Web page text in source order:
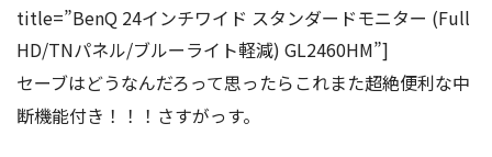
title=”BenQ 24インチワイド スタンダードモニター (Full
HD/TNパネル/ブルーライト軽減) GL2460HM”]
セーブはどうなんだろって思ったらこれまた超絶便利な中
断機能付き！！！さすがっす。